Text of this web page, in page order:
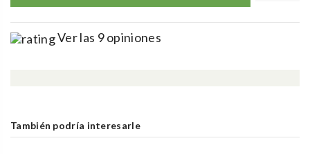
Ver las 9 opiniones
También podría interesarle